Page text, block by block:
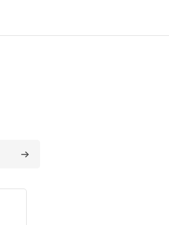
Išči predmete